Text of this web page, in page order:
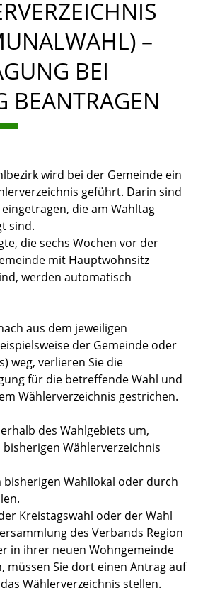
–
BEI
BEANTRAGEN
wird bei der Gemeinde ein
geführt. Darin sind
die am Wahltag
sind.
die sechs Wochen vor der
mit Hauptwohnsitz
werden automatisch
aus dem jeweiligen
der Gemeinde oder
weg, verlieren Sie die
für die betreffende Wahl und
Wählerverzeichnis gestrichen.
des Wahlgebiets um,
bisherigen Wählerverzeichnis
bisherigen Wahllokal oder durch
Kreistagswahl oder der Wahl
des Verbands Region
in ihrer neuen Wohngemeinde
müssen Sie dort einen Antrag auf
Wählerverzeichnis stellen.